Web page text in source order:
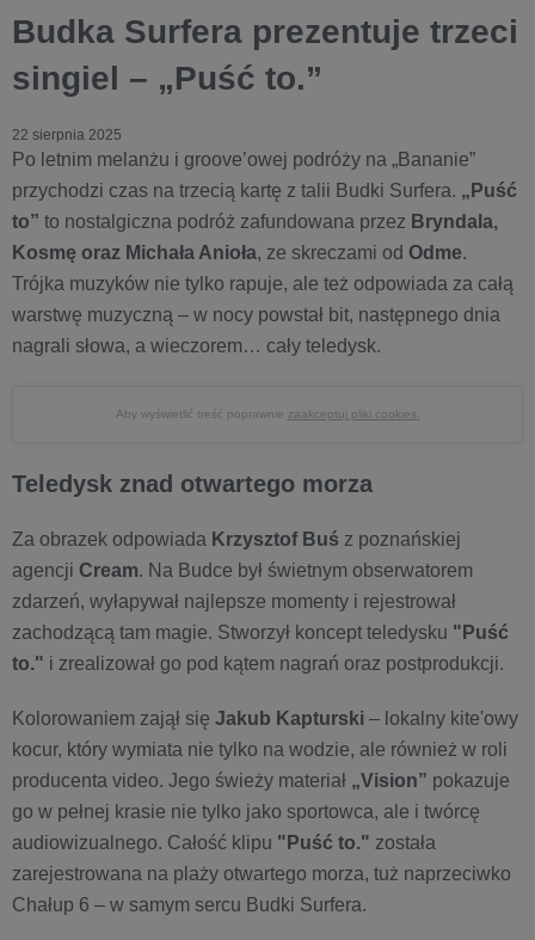
Budka Surfera prezentuje trzeci
singiel – „Puść to.”
22 sierpnia 2025
Po letnim melanżu i groove’owej podróży na „Bananie”
przychodzi czas na trzecią kartę z talii Budki Surfera. „Puść
to” to nostalgiczna podróż zafundowana przez Bryndala,
Kosmę oraz Michała Anioła, ze skreczami od Odme.
Trójka muzyków nie tylko rapuje, ale też odpowiada za całą
warstwę muzyczną – w nocy powstał bit, następnego dnia
nagrali słowa, a wieczorem… cały teledysk.
Aby wyświetlić treść poprawnie zaakceptuj pliki cookies.
Teledysk znad otwartego morza
Za obrazek odpowiada Krzysztof Buś z poznańskiej
agencji Cream. Na Budce był świetnym obserwatorem
zdarzeń, wyłapywał najlepsze momenty i rejestrował
zachodzącą tam magie. Stworzył koncept teledysku "Puść
to." i zrealizował go pod kątem nagrań oraz postprodukcji.
Kolorowaniem zajął się Jakub Kapturski – lokalny kite'owy
kocur, który wymiata nie tylko na wodzie, ale również w roli
producenta video. Jego świeży materiał „Vision” pokazuje
go w pełnej krasie nie tylko jako sportowca, ale i twórcę
audiowizualnego. Całość klipu "Puść to." została
zarejestrowana na plaży otwartego morza, tuż naprzeciwko
Chałup 6 – w samym sercu Budki Surfera.